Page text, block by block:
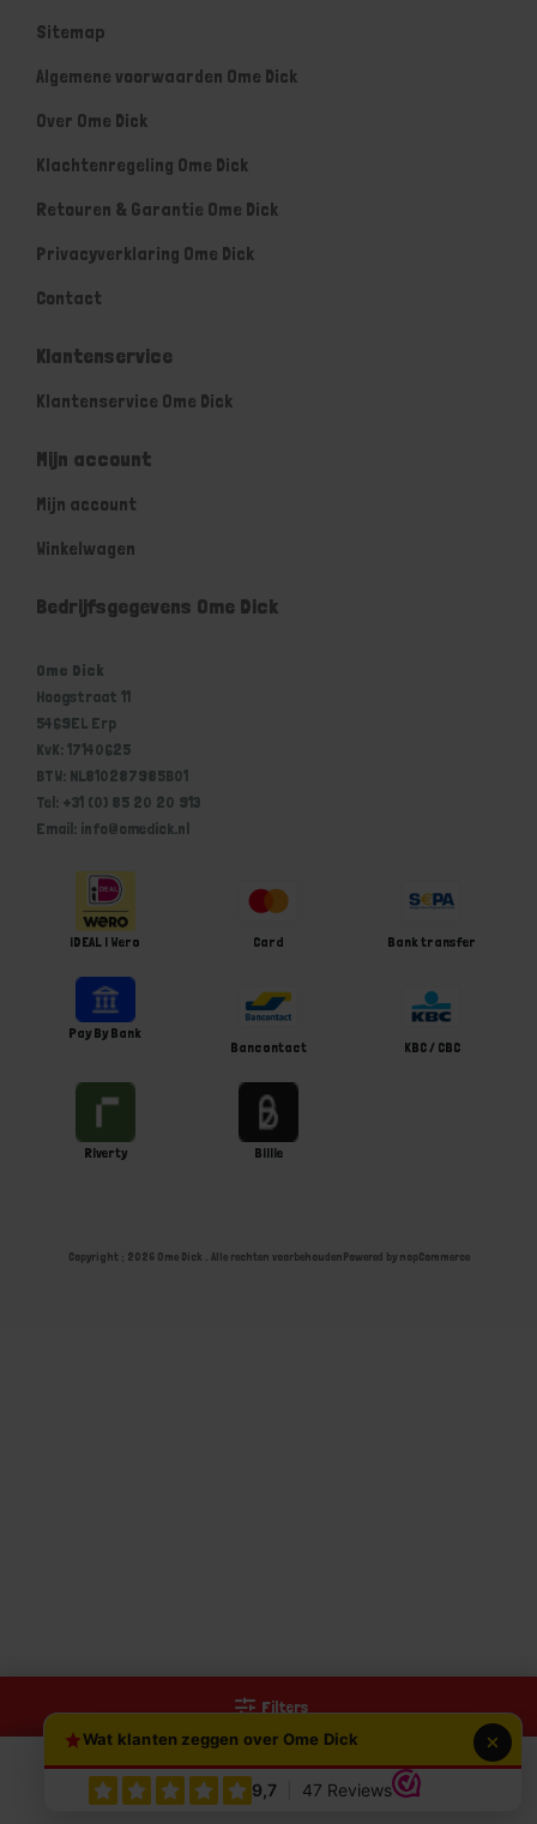
0
Filters
Sitemap
Algemene voorwaarden Ome Dick
Over Ome Dick
Klachtenregeling Ome Dick
Retouren & Garantie Ome Dick
Privacyverklaring Ome Dick
Contact
Klantenservice
Klantenservice Ome Dick
Mijn account
Mijn account
Winkelwagen
Bedrijfsgegevens Ome Dick
Ome Dick
Hoogstraat 11
5469EL Erp
KvK: 17140625
BTW: NL810287985B01
Tel: +31 (0) 85 20 20 913
Email: info@omedick.nl
iDEAL | Wero Card Bank transfer
Pay By Bank
Bancontact
KBC / CBC
Riverty Billie
Copyright ; 2026 Ome Dick . Alle rechten voorbehoudenPowered by nopCommerce
Wat klanten zeggen over Ome Dick